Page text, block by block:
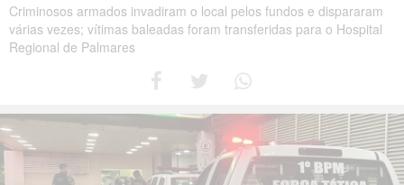
Criminosos armados invadiram o local pelos fundos e dispararam
várias vezes; vítimas baleadas foram transferidas para o Hospital
Regional de Palmares